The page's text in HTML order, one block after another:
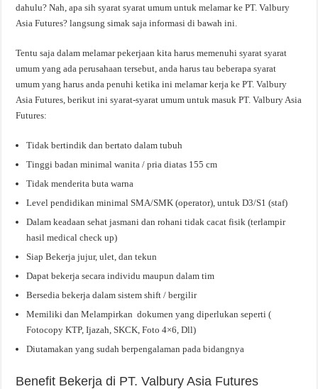
dahulu? Nah, apa sih syarat syarat umum untuk melamar ke PT. Valbury
Asia Futures? langsung simak saja informasi di bawah ini.
Tentu saja dalam melamar pekerjaan kita harus memenuhi syarat syarat
umum yang ada perusahaan tersebut, anda harus tau beberapa syarat
umum yang harus anda penuhi ketika ini melamar kerja ke PT. Valbury
Asia Futures, berikut ini syarat-syarat umum untuk masuk PT. Valbury Asia
Futures:
Tidak bertindik dan bertato dalam tubuh
Tinggi badan minimal wanita / pria diatas 155 cm
Tidak menderita buta warna
Level pendidikan minimal SMA/SMK (operator), untuk D3/S1 (staf)
Dalam keadaan sehat jasmani dan rohani tidak cacat fisik (terlampir
hasil medical check up)
Siap Bekerja jujur, ulet, dan tekun
Dapat bekerja secara individu maupun dalam tim
Bersedia bekerja dalam sistem shift / bergilir
Memiliki dan Melampirkan dokumen yang diperlukan seperti (
Fotocopy KTP, Ijazah, SKCK, Foto 4×6, Dll)
Diutamakan yang sudah berpengalaman pada bidangnya
Benefit Bekerja di PT. Valbury Asia Futures